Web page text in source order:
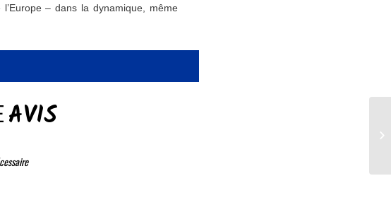
– dans la dynamique, même
AVIS